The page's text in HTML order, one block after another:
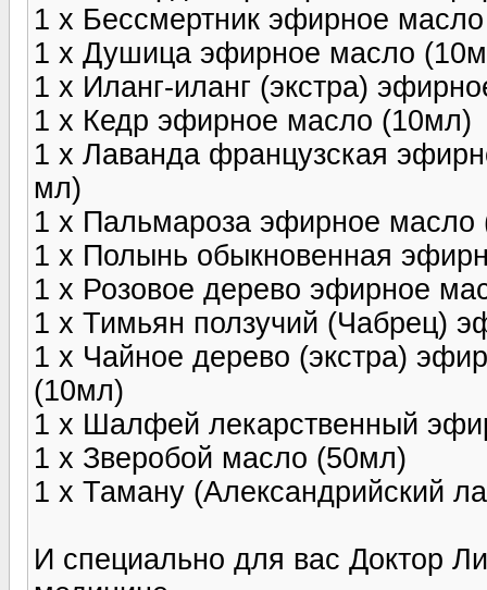
1 x Бессмертник эфирное
1 x Душица эфирное масло
1 x Иланг-иланг (экстра)
1 x Кедр эфирное масло (10мл)
1 x Лаванда французская
мл)
1 x Пальмароза эфирное масло
1 x Полынь обыкновенная
1 x Розовое дерево эфирное
1 x Тимьян ползучий (Чабрец)
1 x Чайное дерево (экстра)
(10мл)
1 x Шалфей лекарственный
1 x Зверобой масло (50мл)
1 x Таману (Александрийский
И специально для вас Доктор